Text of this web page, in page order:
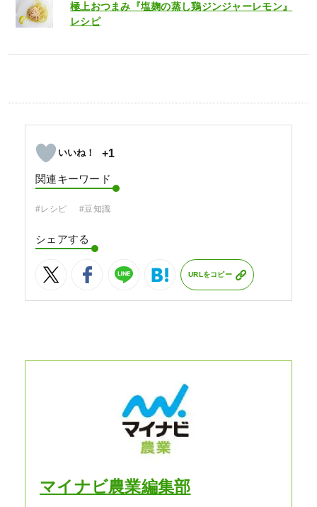
極上おつまみ『塩麹の蒸し鶏ジンジャーレモン』
レシピ
+1
関連キーワード
#レシピ #豆知識
シェアする
URLをコピー
マイナビ農業編集部